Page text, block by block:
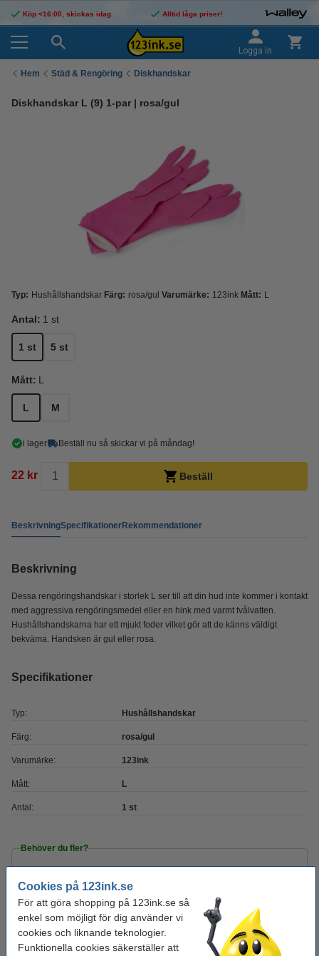
Cookies på 123ink.se
För att göra shopping på 123ink.se så
enkel som möjligt för dig använder vi
cookies och liknande teknologier.
Funktionella cookies säkerställer att
Köp <16:00, skickas idag Alltid låga priser!
Logga in
Hem Städ & Rengöring Diskhandskar
Diskhandskar L (9) 1-par | rosa/gul
Typ: Hushållshandskar Färg: rosa/gul Varumärke: 123ink Mått: L
Antal: 1 st
1 st 5 st
Mått: L
L M
i lager Beställ nu så skickar vi på måndag!
22 kr Beställ
BeskrivningSpecifikationerRekommendationer
Beskrivning
Dessa rengöringshandskar i storlek L ser till att din hud inte kommer i kontakt
med aggressiva rengöringsmedel eller en hink med varmt tvålvatten.
Hushållshandskarna har ett mjukt foder vilket gör att de känns väldigt
bekväma. Handsken är gul eller rosa.
Specifikationer
Typ: Hushållshandskar
Färg: rosa/gul
Varumärke: 123ink
Mått: L
Antal: 1 st
Behöver du fler?
Köp
99 kr
Glöm inte att beställa!